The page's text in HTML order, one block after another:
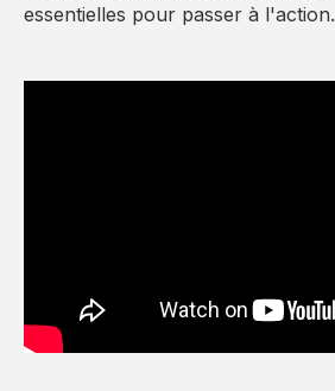
essentielles pour passer à l'action.